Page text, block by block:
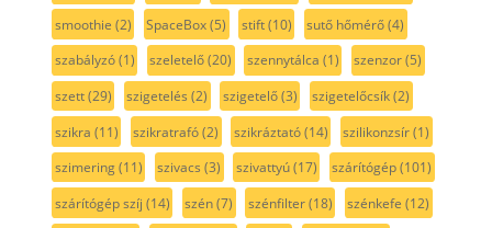
smoothie (2) SpaceBox(5) stift(10) sutő hőmérő(4)
szabályzó(1) szeletelő(20) szennytálca (1) szenzor(5)
szett(29) szigetelés (2) szigetelő(3) szigetelőcsík(2)
szikra (11) szikratrafó(2) szikráztató(14) szilikonzsír(1)
szimering(11) szivacs (3) szivattyú(17) szárítógép(101)
szárítógép szíj (14) szén(7) szénfilter(18) szénkefe (12)